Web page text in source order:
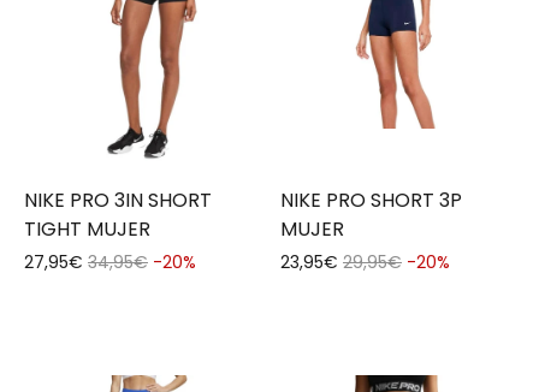
NIKE PRO 3IN SHORT
TIGHT MUJER
27,95€ 34,95€ -20%
NIKE PRO SHORT 3P
MUJER
23,95€ 29,95€ -20%